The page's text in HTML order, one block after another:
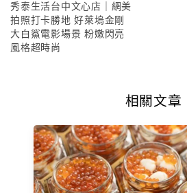
秀泰生活台中文心店｜網美
拍照打卡勝地 好萊塢金剛
大白鯊電影場景 粉嫩閃亮
風格超時尚
相關文章